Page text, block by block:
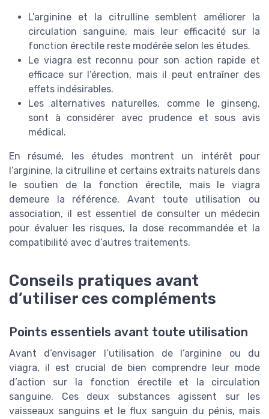
L’arginine et la citrulline semblent améliorer la
circulation sanguine, mais leur efficacité sur la
fonction érectile reste modérée selon les études.
Le viagra est reconnu pour son action rapide et
efficace sur l’érection, mais il peut entraîner des
effets indésirables.
Les alternatives naturelles, comme le ginseng,
sont à considérer avec prudence et sous avis
médical.
En résumé, les études montrent un intérêt pour
l’arginine, la citrulline et certains extraits naturels dans
le soutien de la fonction érectile, mais le viagra
demeure la référence. Avant toute utilisation ou
association, il est essentiel de consulter un médecin
pour évaluer les risques, la dose recommandée et la
compatibilité avec d’autres traitements.
Conseils pratiques avant
d’utiliser ces compléments
Points essentiels avant toute utilisation
Avant d’envisager l’utilisation de l’arginine ou du
viagra, il est crucial de bien comprendre leur mode
d’action sur la fonction érectile et la circulation
sanguine. Ces deux substances agissent sur les
vaisseaux sanguins et le flux sanguin du pénis, mais